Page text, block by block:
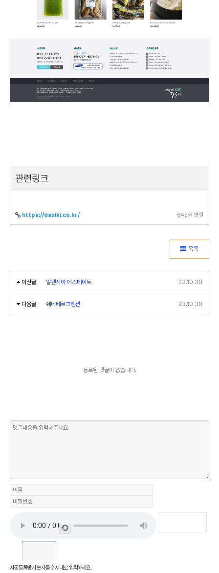
관련링크
https://daslki.co.kr/ 645회 연결
목록
이전글 알펜시아 에스테이트 23.10.30
다음글 쉐네베르그펜션 23.10.30
등록된 댓글이 없습니다.
새로
자동등록방지 숫자를 순서대로 입력하세요.